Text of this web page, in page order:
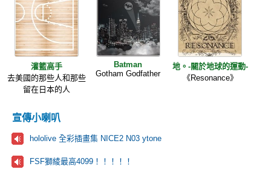
灌籃高手
去美國的那些人和那些
留在日本的人
Batman
Gotham Godfather
地。-關於地球的運動-
《Resonance》
宣傳小喇叭
hololive 全彩插畫集 NICE2 N03 ytone
FSF獅綾最高4099！！！！！